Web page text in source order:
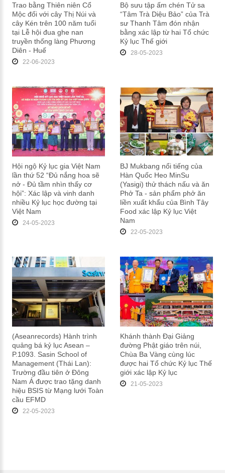
Trao bằng Thiên niên Cổ
Mộc đối với cây Thị Núi và
cây Kén trên 100 năm tuổi
tại Lễ hội đua ghe nan
truyền thống làng Phương
Diên - Huế
22-06-2023
Bộ sưu tập ấm chén Tử sa
“Tâm Trà Diệu Bảo” của Trà
sư Thanh Tâm đón nhận
bằng xác lập từ hai Tổ chức
Kỷ lục Thế giới
28-05-2023
Hội ngộ Kỷ lục gia Việt Nam
lần thứ 52 “Đủ nắng hoa sẽ
nở - Đủ tầm nhìn thấy cơ
hội”: Xác lập và vinh danh
nhiều Kỷ lục học đường tại
Việt Nam
24-05-2023
BJ Mukbang nổi tiếng của
Hàn Quốc Heo MinSu
(Yasigi) thử thách nấu và ăn
Phở Ta - sản phẩm phở ăn
liền xuất khẩu của Bình Tây
Food xác lập Kỷ lục Việt
Nam
22-05-2023
(Aseanrecords) Hành trình
quảng bá kỷ lục Asean –
P.1093. Sasin School of
Management (Thái Lan):
Trường đầu tiên ở Đông
Nam Á được trao tặng danh
hiệu BSIS từ Mạng lưới Toàn
cầu EFMD
22-05-2023
Khánh thành Đại Giảng
đường Phật giáo trên núi,
Chùa Ba Vàng cùng lúc
được hai Tổ chức Kỷ lục Thế
giới xác lập Kỷ lục
21-05-2023